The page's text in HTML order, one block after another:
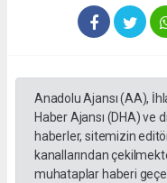
Anadolu Ajansı (AA),
Haber Ajansı (DHA) ve
haberler, sitemizin
kanallarından
muhataplar haberi